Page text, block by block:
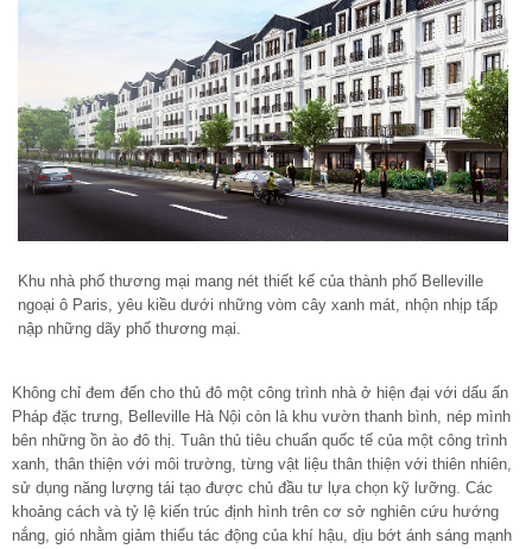
Khu nhà phố thương mại mang nét thiết kế của thành phố Belleville
ngoại ô Paris, yêu kiều dưới những vòm cây xanh mát, nhộn nhịp tấp
nập những dãy phố thương mại.
Không chỉ đem đến cho thủ đô một công trình nhà ở hiện đại với dấu ấn
Pháp đặc trưng, Belleville Hà Nội còn là khu vườn thanh bình, nép mình
bên những ồn ào đô thị. Tuân thủ tiêu chuẩn quốc tế của một công trình
xanh, thân thiện với môi trường, từng vật liệu thân thiện với thiên nhiên,
sử dụng năng lượng tái tạo được chủ đầu tư lựa chọn kỹ lưỡng. Các
khoảng cách và tỷ lệ kiến trúc định hình trên cơ sở nghiên cứu hướng
nắng, gió nhằm giảm thiểu tác động của khí hậu, dịu bớt ánh sáng mạnh